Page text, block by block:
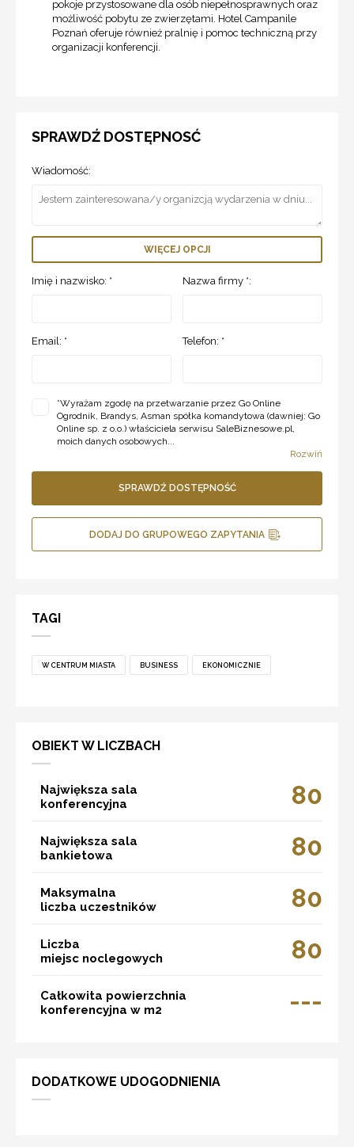
pokoje przystosowane dla osób niepełnosprawnych oraz
możliwość pobytu ze zwierzętami. Hotel Campanile
Poznań oferuje również pralnię i pomoc techniczną przy
organizacji konferencji.
SPRAWDŹ DOSTĘPNOSĆ
Wiadomość:
WIĘCEJ OPCJI
Imię i nazwisko: * Nazwa firmy *:
Email: * Telefon: *
*Wyrażam zgodę na przetwarzanie przez Go Online
Ogrodnik, Brandys, Asman spółka komandytowa (dawniej: Go
Online sp. z o.o.) właściciela serwisu SaleBiznesowe.pl,
moich danych osobowych...
Rozwiń
SPRAWDŹ DOSTĘPNOŚĆ
DODAJ DO GRUPOWEGO ZAPYTANIA
TAGI
W CENTRUM MIASTA BUSINESS EKONOMICZNIE
OBIEKT W LICZBACH
Największa sala
konferencyjna
80
Największa sala
bankietowa
80
Maksymalna
liczba uczestników
80
Liczba
miejsc noclegowych
80
Całkowita powierzchnia
konferencyjna w m2
---
DODATKOWE UDOGODNIENIA